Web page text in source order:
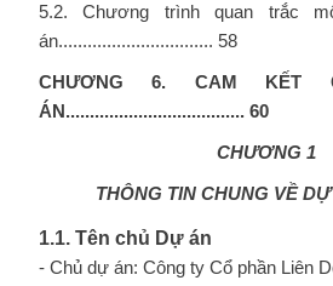
5.2. Chương trình quan trắc
án................................ 58
CHƯƠNG 6. CAM KẾT
ÁN..................................... 60
CHƯƠNG 1
THÔNG TIN CHUNG VỀ
1.1. Tên chủ Dự án
- Chủ dự án: Công ty Cổ phần Liên